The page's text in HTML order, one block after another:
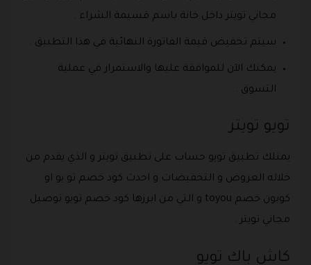
مجاني تويتر داخل خانة باسم قسيمة الشراء .
سيتم تخفيض قيمة الفاتورة النهائية في هذا التطبيق .
يمكنك الآن للموافقة عليها والاستمرار في عملية
التسوق .
تويو تويتر
يمتلك تطبيق تويو حساب على تطبيق تويتر و الذي يقدم من
خلاله العروض و التخفيضات و احدث كود خصم تو يو او
كوبون خصم toyou و التي من ابرزها كود خصم تويو توصيل
مجاني تويتر .
كاش باك تويو